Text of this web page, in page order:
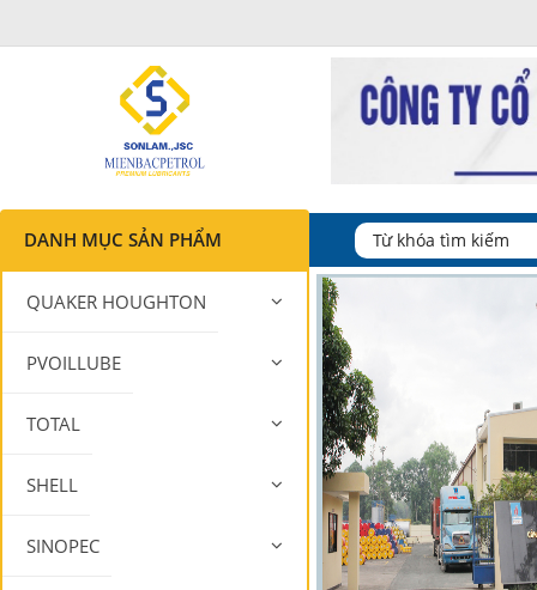
DANH MỤC SẢN PHẨM
QUAKER HOUGHTON
PVOILLUBE
TOTAL
SHELL
SINOPEC